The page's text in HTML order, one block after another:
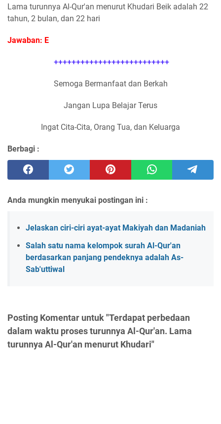
Lama turunnya Al-Qur'an menurut Khudari Beik adalah 22
tahun, 2 bulan, dan 22 hari
Jawaban: E
++++++++++++++++++++++++++
Semoga Bermanfaat dan Berkah
Jangan Lupa Belajar Terus
Ingat Cita-Cita, Orang Tua, dan Keluarga
Berbagi :
Anda mungkin menyukai postingan ini :
Jelaskan ciri-ciri ayat-ayat Makiyah dan Madaniah
Salah satu nama kelompok surah Al-Qur'an
berdasarkan panjang pendeknya adalah As-
Sab'uttiwal
Posting Komentar untuk "Terdapat perbedaan
dalam waktu proses turunnya Al-Qur'an. Lama
turunnya Al-Qur'an menurut Khudari"